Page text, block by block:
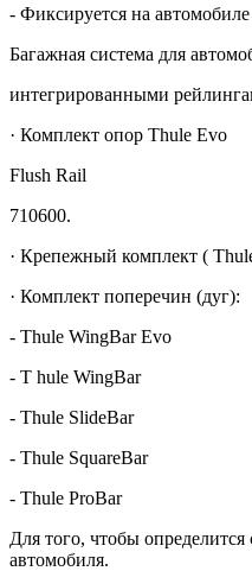
- Фиксируется на
Багажная система для
интегрированными
· Комплект опор Thule Evo
Flush Rail
710600.
· Крепежный комплект (
· Комплект поперечин (дуг):
- Thule WingBar Evo
- T hule WingBar
- Thule SlideBar
- Thule SquareBar
- Thule ProBar
Для того, чтобы
автомобиля.